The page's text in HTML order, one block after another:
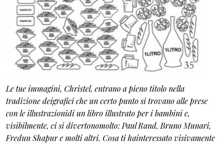
Le tue immagini, Christel, entrano a pieno titolo nella
tradizione deigrafici che un certo punto si trovano alle prese
con le illustrazionidi un libro illustrato per i bambini e,
visibilmente, ci si divertonomolto: Paul Rand, Bruno Munari,
Fredun Shapur e molti altri. Cosa ti hainteressato visivamente